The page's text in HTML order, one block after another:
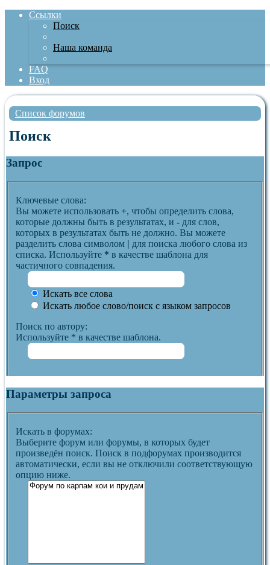
Ссылки
Поиск
Наша команда
FAQ
Вход
Список форумов
Поиск
Запрос
Ключевые слова:
Вы можете использовать +, чтобы определить слова,
которые должны быть в результатах, и - для слов,
которых в результатах быть не должно. Вы можете
разделить слова символом | для поиска любого слова из
списка. Используйте * в качестве шаблона для
частичного совпадения.
Искать все слова
Искать любое слово/поиск с языком запросов
Поиск по автору:
Используйте * в качестве шаблона.
Параметры запроса
Искать в форумах:
Выберите форум или форумы, в которых будет
произведён поиск. Поиск в подфорумах производится
автоматически, если вы не отключили соответствующую
опцию ниже.